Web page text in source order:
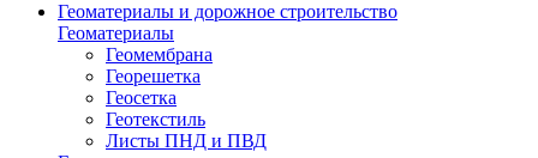
Геоматериалы и дорожное строительство
Геоматериалы
Геомембрана
Георешетка
Геосетка
Геотекстиль
Листы ПНД и ПВД